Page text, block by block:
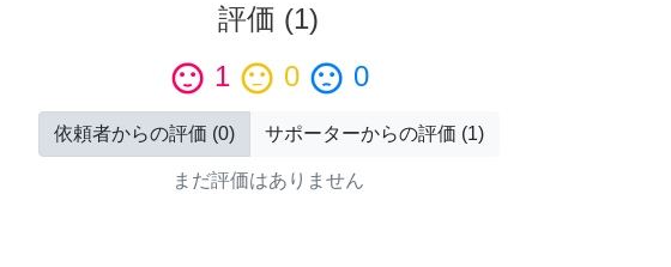
評価 (1)
sentiment_satisfied 1 sentiment_neutral 0 sentiment_dissatisfied 0
依頼者からの評価 (0) サポーターからの評価 (1)
まだ評価はありません